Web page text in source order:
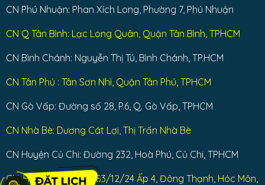
CN Phú Nhuận: Phan Xích Long, Phường 7, Phú Nhuận
CN Q Tân Bình: Lạc Long Quân, Quận Tân Bình, TPHCM
CN Bình Chánh: Nguyễn Thị Tú, Bình Chánh, TP.HCM
CN Tân Phú : Tân Sơn Nhì, Quận Tân Phú, TPHCM
CN Gò Vấp: Đường số 28, P.6, Q. Gò Vấp, TPHCM
CN Nhà Bè: Dương Cát Lợi, Thị Trấn Nhà Bè
CN Huyện Củ Chi: Đường 232, Hoà Phú, Củ Chi, TPHCM
CN: Huyện Hóc Môn: 83/12/24 Ấp 4, Đông Thạnh, Hóc Môn,